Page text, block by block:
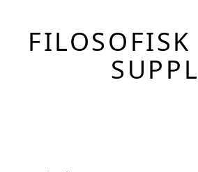
FILOSOFISK